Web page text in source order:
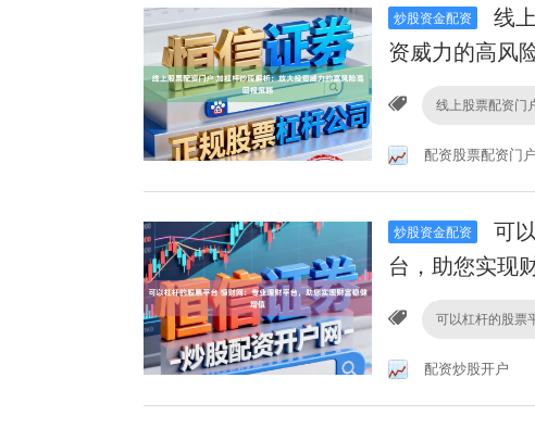
炒股资金配资
线
资威力的高风
线上股票配资门
配资股票配资门户
炒股资金配资
可
台，助您实现
可以杠杆的股票
配资炒股开户